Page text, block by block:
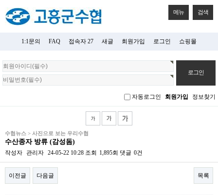
메뉴 검색
1:1문의 FAQ 접속자 27 새글 회원가입 로그인 쇼핑몰
회
원
로
자동로그인 회원가입 정보찾기
수협뉴스 > 사진으로 보는 우리수협
수산종자 방류 (감성돔)
작성자 관리자 24-05-22 10:28 조회 1,895회 댓글 0건
이전글 다음글 목록